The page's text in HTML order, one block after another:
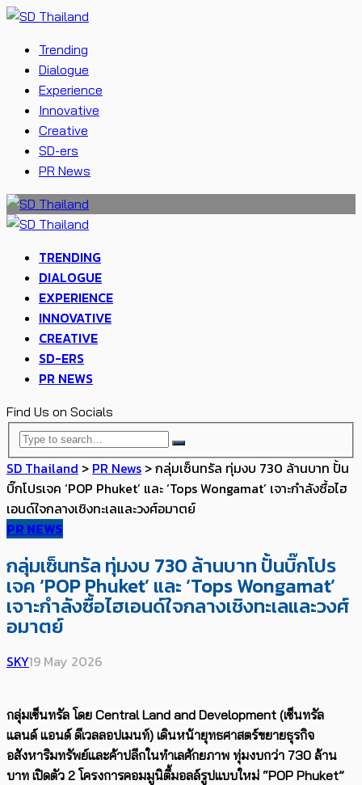
Trending
Dialogue
Experience
Innovative
Creative
SD-ers
PR News
TRENDING
DIALOGUE
EXPERIENCE
INNOVATIVE
CREATIVE
SD-ERS
PR NEWS
Find Us on Socials
SD Thailand > PR News >กลุ่มเซ็นทรัล ทุ่มงบ 730 ล้านบาท ปั้น
บิ๊กโปรเจค ‘POP Phuket’ และ ‘Tops Wongamat’ เจาะกำลังซื้อไฮ
เอนด์ใจกลางเชิงทะเลและวงศ์อมาตย์
PR NEWS
กลุ่มเซ็นทรัล ทุ่มงบ 730 ล้านบาท ปั้นบิ๊กโปร
เจค ‘POP Phuket’ และ ‘Tops Wongamat’
เจาะกำลังซื้อไฮเอนด์ใจกลางเชิงทะเลและวงศ์
อมาตย์
SKY19 May 2026
กลุ่มเซ็นทรัล โดย Central Land and Development (เซ็นทรัล
แลนด์ แอนด์ ดีเวลลอปเมนท์) เดินหน้ายุทธศาสตร์ขยายธุรกิจ
อสังหาริมทรัพย์และค้าปลีกในทำเลศักยภาพ ทุ่มงบกว่า 730 ล้าน
บาท เปิดตัว 2 โครงการคอมมูนิตี้มอลล์รูปแบบใหม่ “POP Phuket”